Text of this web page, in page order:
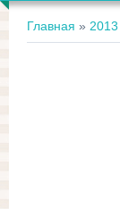
Главная » 2013